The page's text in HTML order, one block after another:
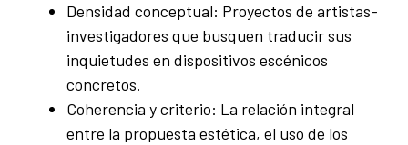
Densidad conceptual: Proyectos de artistas-
investigadores que busquen traducir sus
inquietudes en dispositivos escénicos
concretos.
Coherencia y criterio: La relación integral
entre la propuesta estética, el uso de los